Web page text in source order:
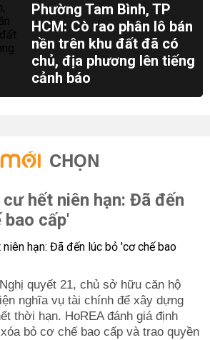
Phường Tam Bình, TP
HCM: Cò rao phân lô bán
nền trên khu đất đã có
chủ, địa phương lên tiếng
cảnh báo
CHỌN
hết niên hạn: Đã đến
bao cấp'
quyết 21, chủ sở hữu căn hộ
nghĩa vụ tài chính để xây dựng
thời hạn. HoREA đánh giá định
bỏ cơ chế bao cấp và trao quyền